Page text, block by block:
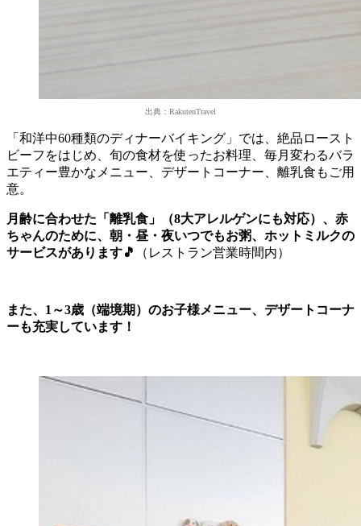
出典：RakutenTravel
「和洋中60種類のディナーバイキング」では、絶品ロースト
ビーフをはじめ、旬の食材を使ったお料理、毎月変わるバラ
エティー豊かなメニュー、デザートコーナー、離乳食もご用
意。
月齢に合わせた「離乳食」（8大アレルゲンにも対応）、赤
ちゃんのために、朝・昼・夜いつでもお粥、ホットミルクの
サービスがあります🎵
（レストラン営業時間内）
また、1～3歳（端境期）のお子様メニュー、デザートコーナ
ーも充実しています！